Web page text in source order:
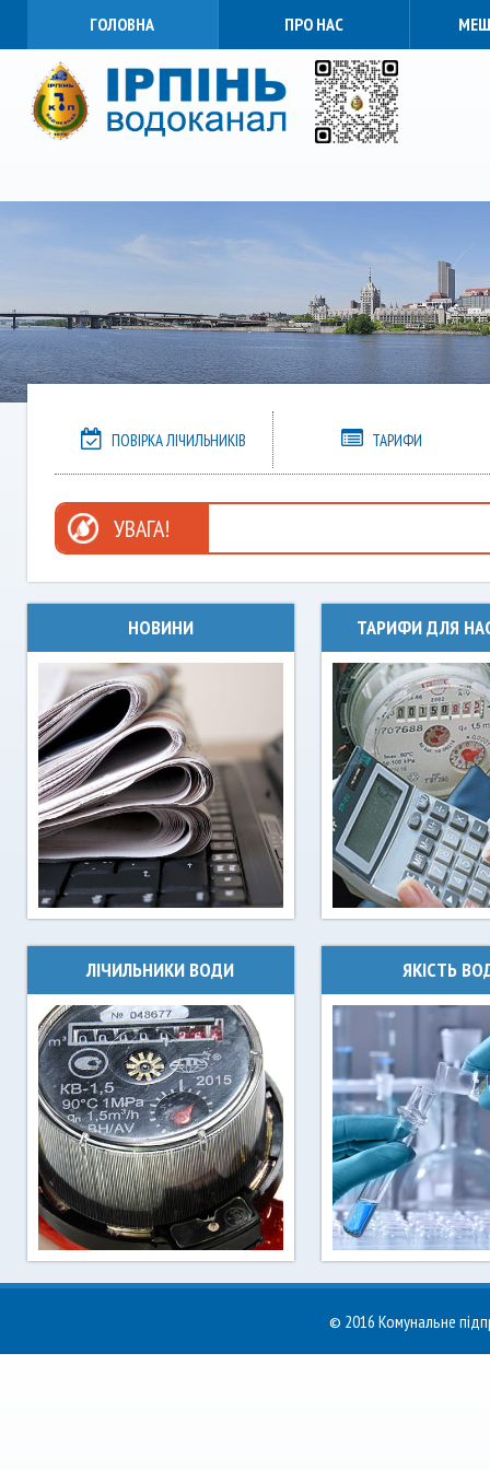
ГОЛОВНА ПРО НАС
ПОВІРКА ЛІЧИЛЬНИКІВ ТАРИФИ
УВАГА!
НОВИНИ
Останні новини Ірпінь
водоканалу
ТАРИФИ ДЛЯ
Чинні тарифи на
для населення
ЛІЧИЛЬНИКИ ВОДИ ЯКІСТЬ
© 2016 Комунальне